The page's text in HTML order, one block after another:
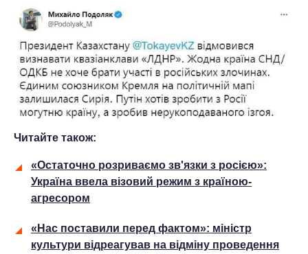
Читайте також:
«Остаточно розриваємо зв'язки з росією»:
Україна ввела візовий режим з країною-
агресором
«Нас поставили перед фактом»: міністр
культури відреагував на відміну проведення